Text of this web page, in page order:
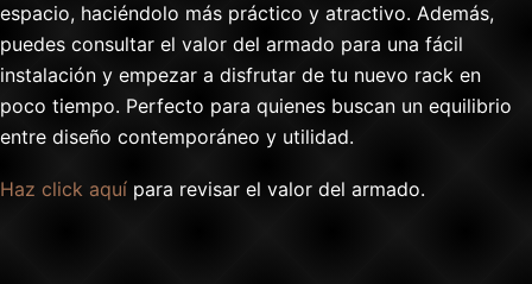
espacio, haciéndolo más práctico y atractivo. Además,
puedes consultar el valor del armado para una fácil
instalación y empezar a disfrutar de tu nuevo rack en
poco tiempo. Perfecto para quienes buscan un equilibrio
entre diseño contemporáneo y utilidad.
Haz click aquí para revisar el valor del armado.